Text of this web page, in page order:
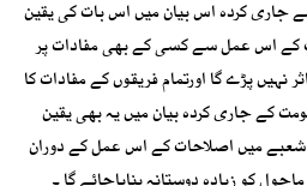
جاری کردہ اس بیان میں اس بات کی یقین
کے اس عمل سے کسی کے بھی مفادات پر
پڑے گا اورتمام فریقوں کے مفادات کا
کے جاری کردہ بیان میں یہ بھی یقین
میں اصلاحات کے اس عمل کے دوران